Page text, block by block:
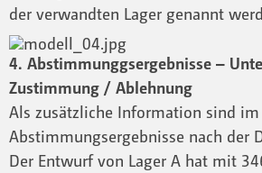
der verwandten Lager genannt
4. Abstimmunggsergebnisse –
Zustimmung / Ablehnung
Als zusätzliche Information sind
Abstimmungsergebnisse nach der
Der Entwurf von Lager A hat mit